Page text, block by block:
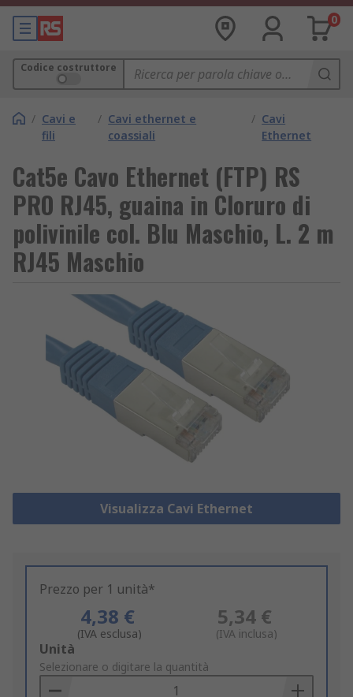
0
Codice costruttore
/ Cavi e
fili
/ Cavi ethernet e
coassiali
/ Cavi
Ethernet
Cat5e Cavo Ethernet (FTP) RS
PRO RJ45, guaina in Cloruro di
polivinile col. Blu Maschio, L. 2 m
RJ45 Maschio
Visualizza Cavi Ethernet
Prezzo per 1 unità*
4,38 €
(IVA esclusa)
5,34 €
(IVA inclusa)
Add
to
Basket
Unità
Selezionare o digitare la quantità